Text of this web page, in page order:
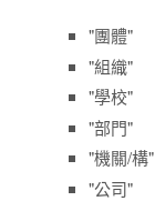
"團體"
"組織"
"學校"
"部門"
"機關/構"
"公司"